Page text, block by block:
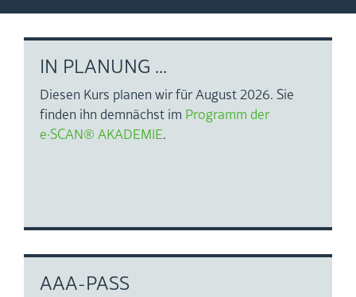
IN PLA­NUNG ...
Die­sen Kurs pla­nen wir für Au­gust 2026. Sie
fin­den ihn dem­nächst im Pro­gramm der
e·SCAN® AKA­DE­MIE.
AAA-PASS